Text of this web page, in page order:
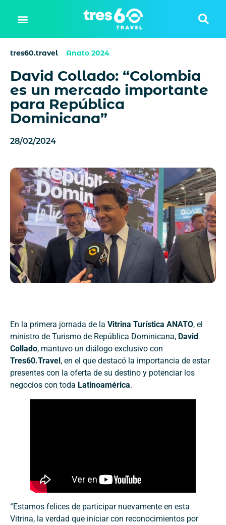
tres60.travel Anato 2024
David Collado: “Colombia
es un mercado importante
para República
Dominicana”
28/02/2024
En la primera jornada de la Vitrina Turística ANATO, el
ministro de Turismo de República Dominicana, David
Collado, mantuvo un diálogo exclusivo con
Tres60.Travel , en el que destacó la importancia de estar
presentes con la oferta de su destino y potenciar los
negocios con toda Latinoamérica.
“Estamos felices de participar nuevamente en esta
Vitrina, la verdad que iniciar con reconocimientos por